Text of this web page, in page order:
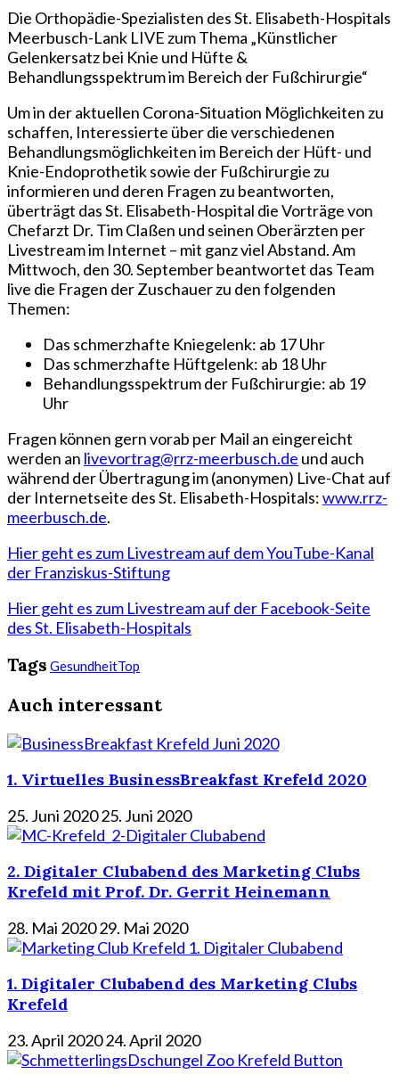
Die Orthopädie-Spezialisten des St. Elisabeth-Hospitals
Meerbusch-Lank LIVE zum Thema „Künstlicher
Gelenkersatz bei Knie und Hüfte &
Behandlungsspektrum im Bereich der Fußchirurgie“
Um in der aktuellen Corona-Situation Möglichkeiten zu
schaffen, Interessierte über die verschiedenen
Behandlungsmöglichkeiten im Bereich der Hüft- und
Knie-Endoprothetik sowie der Fußchirurgie zu
informieren und deren Fragen zu beantworten,
überträgt das St. Elisabeth-Hospital die Vorträge von
Chefarzt Dr. Tim Claßen und seinen Oberärzten per
Livestream im Internet – mit ganz viel Abstand. Am
Mittwoch, den 30. September beantwortet das Team
live die Fragen der Zuschauer zu den folgenden
Themen:
Das schmerzhafte Kniegelenk: ab 17 Uhr
Das schmerzhafte Hüftgelenk: ab 18 Uhr
Behandlungsspektrum der Fußchirurgie: ab 19
Uhr
Fragen können gern vorab per Mail an eingereicht
werden an livevortrag@rrz-meerbusch.de und auch
während der Übertragung im (anonymen) Live-Chat auf
der Internetseite des St. Elisabeth-Hospitals:www.rrz-
meerbusch.de.
Hier geht es zum Livestream auf dem YouTube-Kanal
der Franziskus-Stiftung
Hier geht es zum Livestream auf der Facebook-Seite
des St. Elisabeth-Hospitals
Tags GesundheitTop
Auch interessant
1. Virtuelles BusinessBreakfast Krefeld 2020
25. Juni 202025. Juni 2020
2. Digitaler Clubabend des Marketing Clubs
Krefeld mit Prof. Dr. Gerrit Heinemann
28. Mai 202029. Mai 2020
1. Digitaler Clubabend des Marketing Clubs
Krefeld
23. April 202024. April 2020